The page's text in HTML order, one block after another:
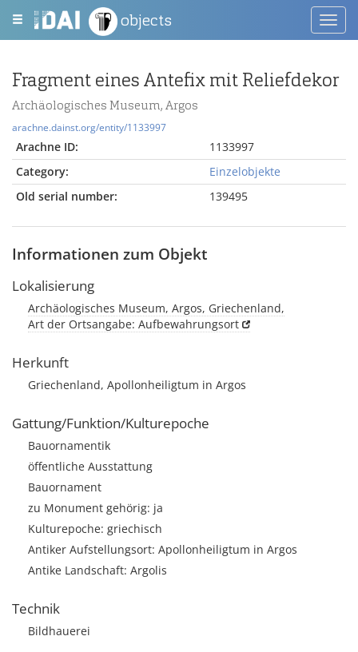
objects
Fragment eines Antefix mit Reliefdekor
Archäologisches Museum, Argos
arachne.dainst.org/entity/1133997
Arachne ID:
1133997
Category:
Einzelobjekte
Old serial number:
139495
Informationen zum Objekt
Lokalisierung
Archäologisches Museum, Argos, Griechenland,
Art der Ortsangabe: Aufbewahrungsort
Herkunft
Griechenland, Apollonheiligtum in Argos
Gattung/Funktion/Kulturepoche
Bauornamentik
öffentliche Ausstattung
Bauornament
zu Monument gehörig: ja
Kulturepoche: griechisch
Antiker Aufstellungsort: Apollonheiligtum in Argos
Antike Landschaft: Argolis
Technik
Bildhauerei